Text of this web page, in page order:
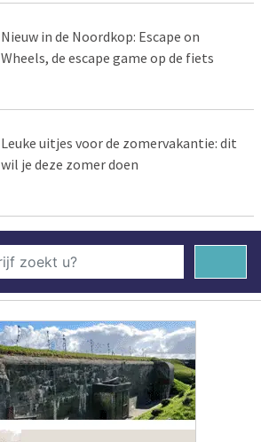
Nieuw in de Noordkop: Escape on
Wheels, de escape game op de fiets
Leuke uitjes voor de zomervakantie: dit
wil je deze zomer doen